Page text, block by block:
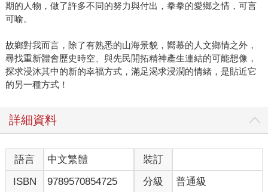
期的人物，做了許多不同的努力與付出，拳拳的愛鄉之情，可言
可喻。
故鄉對我而言，除了有熟悉的山海景貌，嚮慕的人文鄉情之外，
尋找重新體會歷史時空、與先民開拓精神產生連結的可能想像，
探求浸沐其中的新的幸福方式，滿足渴求浸潤的情緒，是貼近它
的另一種方式！
詳細資料
語言 中文繁體
裝訂
ISBN
9789570854725 分級 普通級